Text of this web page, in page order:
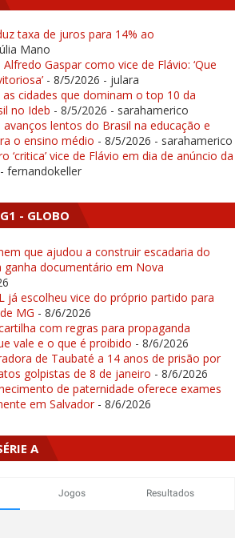
taxa de juros para 14% ao
Mano
Gaspar como vice de Flávio: ‘Que
- 8/5/2026 - julara
as cidades que dominam o top 10 da
no Ideb - 8/5/2026 - sarahamerico
lentos do Brasil na educação e
o ensino médio - 8/5/2026 - sarahamerico
‘critica’ vice de Flávio em dia de anúncio da
- fernandokeller
- GLOBO
que ajudou a construir escadaria do
ganha documentário em Nova
já escolheu vice do próprio partido para
MG - 8/6/2026
com regras para propaganda
vale e o que é proibido - 8/6/2026
de Taubaté a 14 anos de prisão por
golpistas de 8 de janeiro - 8/6/2026
de paternidade oferece exames
em Salvador - 8/6/2026
A
Jogos Resultados